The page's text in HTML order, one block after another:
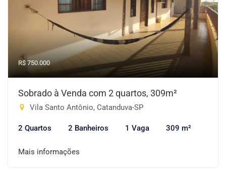
R$ 750.000
Sobrado à Venda com 2 quartos, 309m²
Vila Santo Antônio, Catanduva-SP
2 Quartos 2 Banheiros 1 Vaga 309 m²
Mais informações